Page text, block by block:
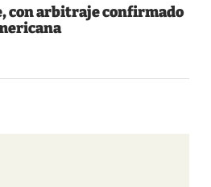
con arbitraje confirmado